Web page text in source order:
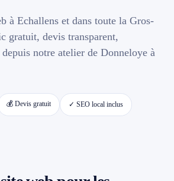
5
à Echallens et dans toute la Gros-
gratuit, devis transparent,
notre atelier de Donneloye à
💰 Devis gratuit ✓ SEO local inclus